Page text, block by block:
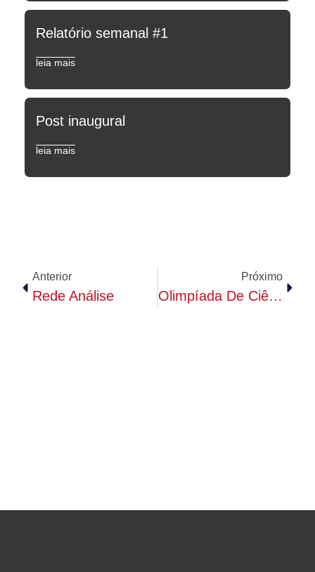
Relatório semanal #1
leia mais
Post inaugural
leia mais
Anterior
Rede Análise
Próximo
Olimpíada De Ciências, Tecnologia E Engenharia Nuclear